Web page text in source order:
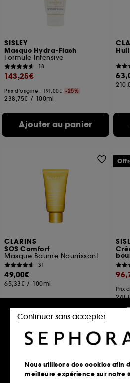
SISLEY
Masque Hydra-Flash
Formule Intensive
18
143,25€
Prix d'origine : 191,00€ -25%
238,75€ / 100ml
Ajouter au panier
CLARINS
SOS Comfort
Masque Baume Nourrissant
31
49,00€
65,33€ / 100ml
Ajouter au panier
Prix
Nous utilisons des cookies afin
meilleure expérience sur notre
Continuer sans accepter